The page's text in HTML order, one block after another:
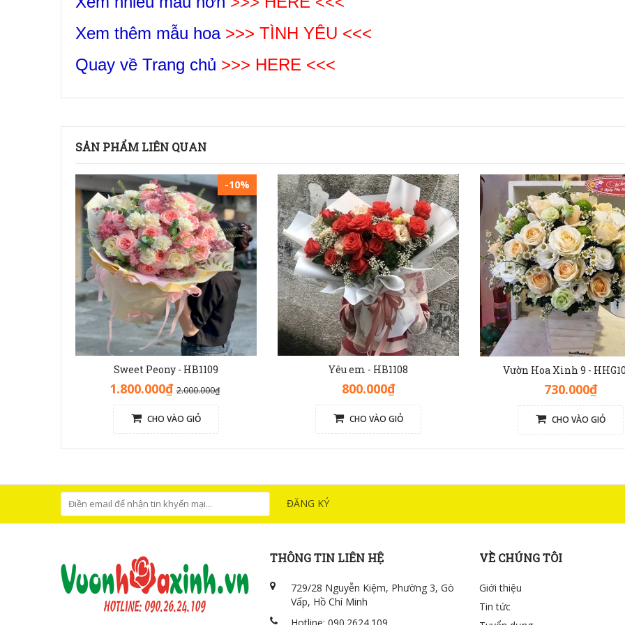
Xem thêm mẫu hoa >>> TÌNH YÊU <<<
Quay về Trang chủ >>> HERE <<<
SẢN PHẨM LIÊN QUAN
-10%
Sweet Peony - HB1109
1.800.000₫ 2.000.000₫
CHO VÀO GIỎ
Yêu em - HB1108
800.000₫
CHO VÀO GIỎ
Vườn Hoa Xinh 9 -
730.000₫
CHO VÀO GIỎ
ĐĂNG KÝ
THÔNG TIN LIÊN HỆ
729/28 Nguyễn Kiệm, Phường 3, Gò
Vấp, Hồ Chí Minh
VỀ CHÚNG TÔI
Giới thiệu
Tin tức